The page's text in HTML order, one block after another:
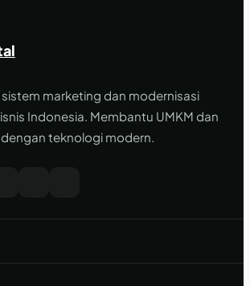
marketing dan modernisasi
Indonesia. Membantu UMKM dan
teknologi modern.